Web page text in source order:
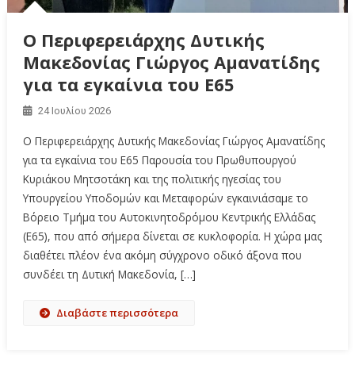
Ο Περιφερειάρχης Δυτικής
Μακεδονίας Γιώργος Αμανατίδης
για τα εγκαίνια του Ε65
24 Ιουλίου 2026
Ο Περιφερειάρχης Δυτικής Μακεδονίας Γιώργος Αμανατίδης
για τα εγκαίνια του Ε65 Παρουσία του Πρωθυπουργού
Κυριάκου Μητσοτάκη και της πολιτικής ηγεσίας του
Υπουργείου Υποδομών και Μεταφορών εγκαινιάσαμε το
Βόρειο Τμήμα του Αυτοκινητοδρόμου Κεντρικής Ελλάδας
(Ε65), που από σήμερα δίνεται σε κυκλοφορία. Η χώρα μας
διαθέτει πλέον ένα ακόμη σύγχρονο οδικό άξονα που
συνδέει τη Δυτική Μακεδονία, […]
Διαβάστε περισσότερα